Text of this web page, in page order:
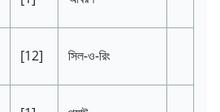
[12] সিল-ও-রিং